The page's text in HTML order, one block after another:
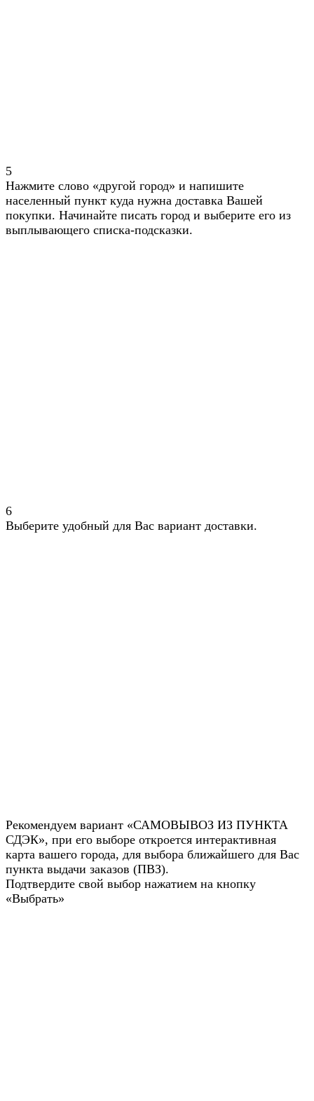
5
Нажмите слово «другой город» и напишите
населенный пункт куда нужна доставка Вашей
покупки. Начинайте писать город и выберите его из
выплывающего списка-подсказки.
6
Выберите удобный для Вас вариант доставки.
Рекомендуем вариант «САМОВЫВОЗ ИЗ ПУНКТА
СДЭК», при его выборе откроется интерактивная
карта вашего города, для выбора ближайшего для Вас
пункта выдачи заказов (ПВЗ).
Подтвердите свой выбор нажатием на кнопку
«Выбрать»